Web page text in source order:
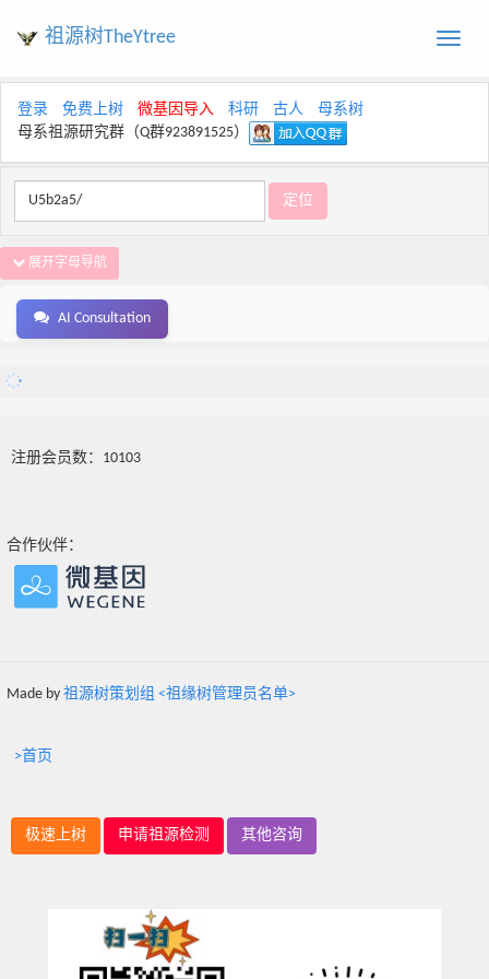
Toggle
祖源树TheYtree
登录 免费上树 微基因导入 科研 古人
母系树
母系祖源研究群（Q群923891525）
展开字母导航
AI Consultation
注册会员数：10103
合作伙伴：
Made by 祖源树策划组 <祖缘树管理员名单>
>首页
极速上树 申请祖源检测 其他咨询